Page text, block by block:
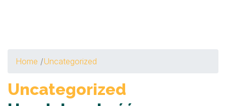
Home /Uncategorized
Uncategorized